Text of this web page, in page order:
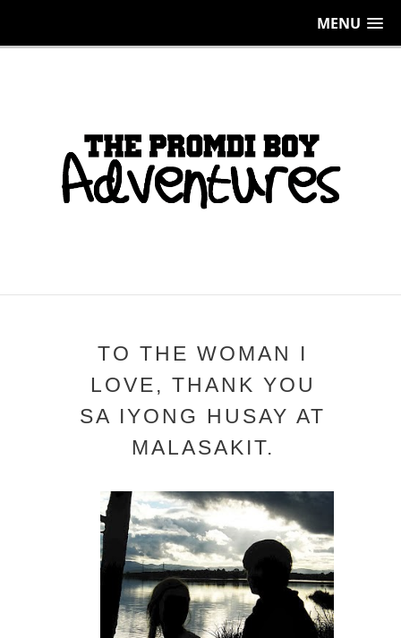
MENU
TO THE WOMAN I
LOVE, THANK YOU
SA IYONG HUSAY AT
MALASAKIT.